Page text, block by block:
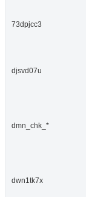
73dpjcc3
djsvd07u
dmn_chk_*
dwn1tk7x